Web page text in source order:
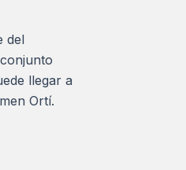
del
llegar a
Ortí.